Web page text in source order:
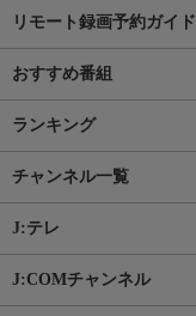
リモート録画予約ガイド
おすすめ番組
ランキング
チャンネル一覧
J:テレ
J:COMチャンネル